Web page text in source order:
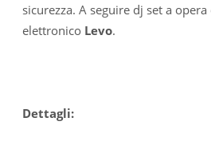
sicurezza. A seguire dj set a
elettronico Levo.
Dettagli: